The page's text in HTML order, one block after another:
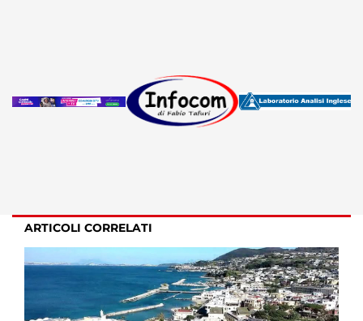
ARTICOLI CORRELATI